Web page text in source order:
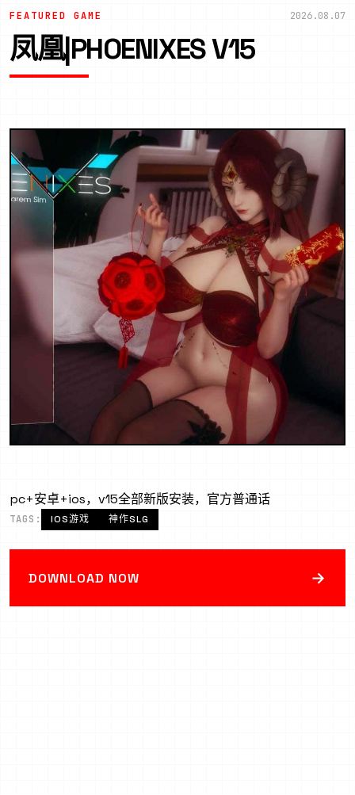
FEATURED GAME 2026.08.07
凤凰|PHOENIXES V15
pc+安卓+ios，v15全部新版安装，官方普通话
TAGS: IOS游戏 神作SLG
DOWNLOAD NOW →